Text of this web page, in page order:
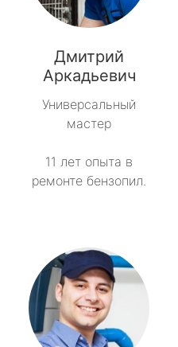
Дмитрий
Аркадьевич
Универсальный
мастер
11 лет опыта в
ремонте бензопил.